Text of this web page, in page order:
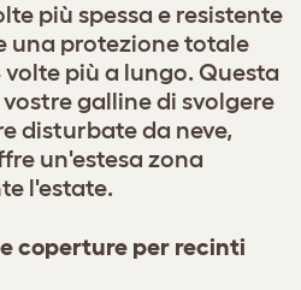
più spessa e resistente
una protezione totale
più a lungo. Questa
galline di svolgere
disturbate da neve,
un'estesa zona
l'estate.
coperture per recinti